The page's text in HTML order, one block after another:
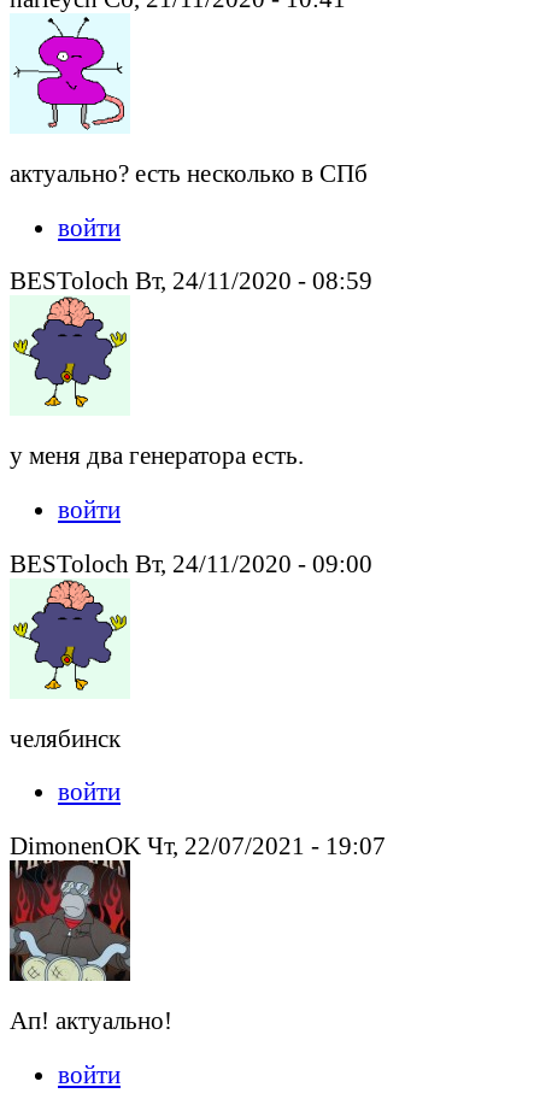
актуально? есть несколько в СПб
войти
BESToloch Вт, 24/11/2020 - 08:59
у меня два генератора есть.
войти
BESToloch Вт, 24/11/2020 - 09:00
челябинск
войти
DimonenOK Чт, 22/07/2021 - 19:07
Ап! актуально!
войти